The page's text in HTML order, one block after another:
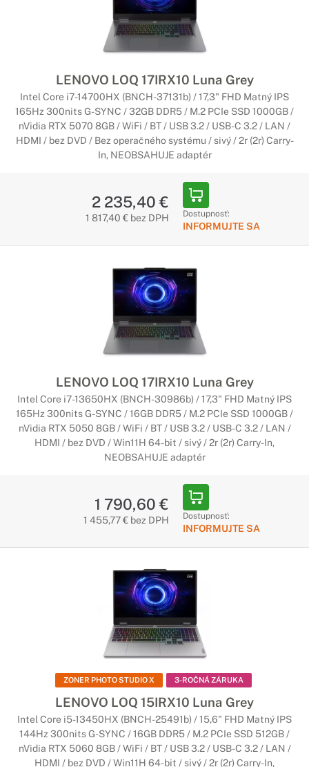
LENOVO LOQ 17IRX10 Luna Grey
Intel Core i7-14700HX (BNCH-37131b) / 17,3" FHD Matný IPS
165Hz 300nits G-SYNC / 32GB DDR5 / M.2 PCIe SSD 1000GB /
nVidia RTX 5070 8GB / WiFi / BT / USB 3.2 / USB-C 3.2 / LAN /
HDMI / bez DVD / Bez operačného systému / sivý / 2r (2r) Carry-
In, NEOBSAHUJE adaptér
2 235,40 €
1 817,40 € bez DPH Dostupnosť:
INFORMUJTE SA
LENOVO LOQ 17IRX10 Luna Grey
Intel Core i7-13650HX (BNCH-30986b) / 17,3" FHD Matný IPS
165Hz 300nits G-SYNC / 16GB DDR5 / M.2 PCIe SSD 1000GB /
nVidia RTX 5050 8GB / WiFi / BT / USB 3.2 / USB-C 3.2 / LAN /
HDMI / bez DVD / Win11H 64-bit / sivý / 2r (2r) Carry-In,
NEOBSAHUJE adaptér
1 790,60 €
1 455,77 € bez DPH Dostupnosť:
INFORMUJTE SA
ZONER PHOTO STUDIO X 3-ROČNÁ ZÁRUKA
LENOVO LOQ 15IRX10 Luna Grey
Intel Core i5-13450HX (BNCH-25491b) / 15,6" FHD Matný IPS
144Hz 300nits G-SYNC / 16GB DDR5 / M.2 PCIe SSD 512GB /
nVidia RTX 5060 8GB / WiFi / BT / USB 3.2 / USB-C 3.2 / LAN /
HDMI / bez DVD / Win11H 64-bit / sivý / 2r (2r) Carry-In,